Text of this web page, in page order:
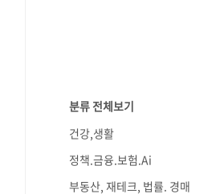
분류 전체보기
건강,생활
정책.금융.보험.Ai
부동산, 재테크, 법률. 경매